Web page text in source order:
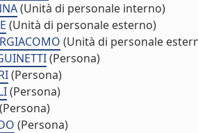
(Unità di personale interno)
(Unità di personale esterno)
(Unità di personale
(Persona)
(Persona)
(Persona)
(Persona)
(Persona)